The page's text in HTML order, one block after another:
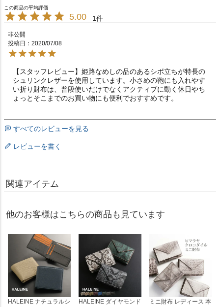
5.00 1
非公開
投稿日
2020/07/08
【スタッフレビュー】姫路なめしの品のあるシボ立ちが特長の
シュリンクレザーを使用しています。小さめの鞄にも入れやす
い折り財布は、普段使いだけでなくアクティブに動く休日やち
ょっとそこまでのお買い物にも便利でおすすめです。
すべてのレビューを見る
レビューを書く
関連アイテム
他のお客様はこちらの商品も見ています
HALEINE ナチュラルシ HALEINE ダイヤモンド ミニ財布 レディース 本